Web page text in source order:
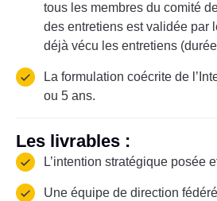
tous les membres du comité
des entretiens est validée par
déjà vécu les entretiens
La formulation coécrite de
ou 5 ans.
Les livrables :
L’intention stratégique posée
Une équipe de direction